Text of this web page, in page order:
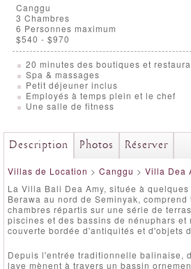
Canggu
3 Chambres
6 Personnes maximum
$540 - $970
20 minutes des boutiques et
Spa & massages
Petit déjeuner inclus
Employés à temps plein et le chef
Une salle de fitness
Description Photos Réserver
Villas de Location > Canggu > Villa Dea
La Villa Bali Dea Amy, située à
Berawa au nord de Seminyak,
chambres répartis sur une série de
piscines et des bassins de nénuphars
couverte bordée d'antiquités et d'objets
Depuis l'entrée traditionnelle balinaise,
lave mènent à travers un bassin